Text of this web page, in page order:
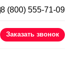
8 (800) 555-71-09
Заказать звонок